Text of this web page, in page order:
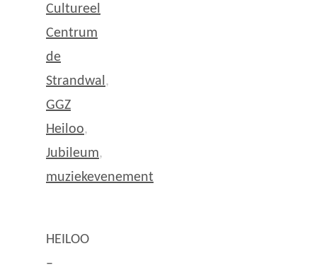
Cultureel
Centrum
de
Strandwal ,
GGZ
Heiloo,
Jubileum,
muziekevenement
HEILOO
–